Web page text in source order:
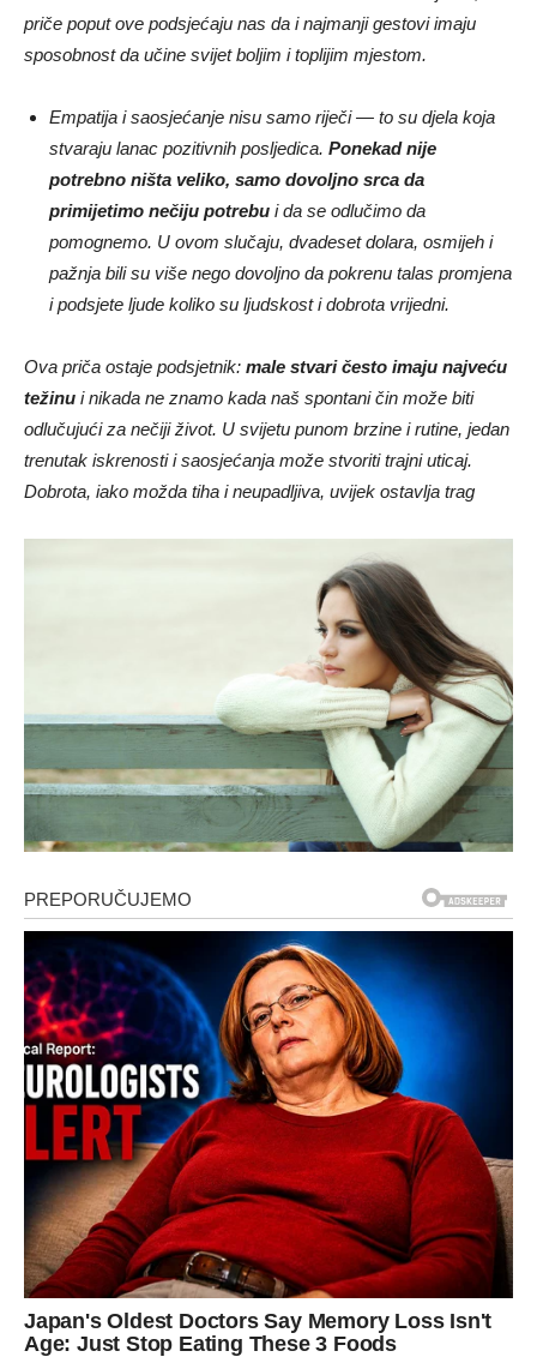
priče poput ove podsjećaju nas da i najmanji gestovi imaju
sposobnost da učine svijet boljim i toplijim mjestom.
Empatija i saosjećanje nisu samo riječi — to su djela koja
stvaraju lanac pozitivnih posljedica. Ponekad nije
potrebno ništa veliko, samo dovoljno srca da
primijetimo nečiju potrebu i da se odlučimo da
pomognemo. U ovom slučaju, dvadeset dolara, osmijeh i
pažnja bili su više nego dovoljno da pokrenu talas promjena
i podsjete ljude koliko su ljudskost i dobrota vrijedni.
Ova priča ostaje podsjetnik: male stvari često imaju najveću
težinu i nikada ne znamo kada naš spontani čin može biti
odlučujući za nečiji život. U svijetu punom brzine i rutine, jedan
trenutak iskrenosti i saosjećanja može stvoriti trajni uticaj.
Dobrota, iako možda tiha i neupadljiva, uvijek ostavlja trag